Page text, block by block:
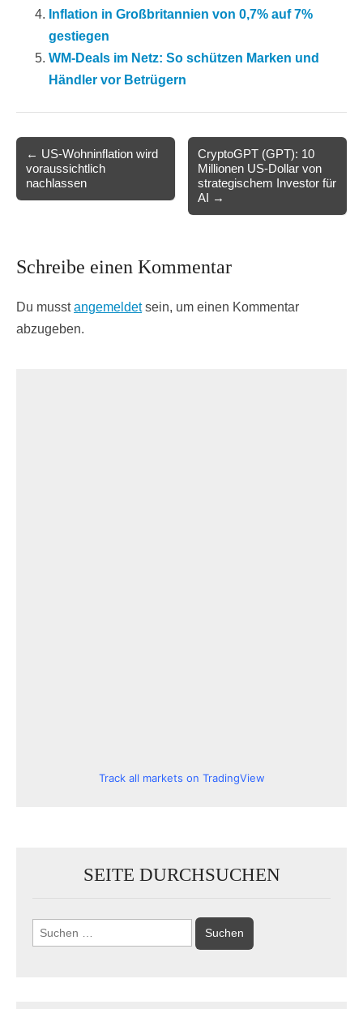
Inflation in Großbritannien von 0,7% auf 7%
gestiegen
WM-Deals im Netz: So schützen Marken und
Händler vor Betrügern
navigation
← US-Wohninflation wird
voraussichtlich
nachlassen
CryptoGPT (GPT): 10
Millionen US-Dollar von
strategischem Investor für
AI →
Schreibe einen Kommentar
Du musstangemeldetsein, um einen Kommentar
abzugeben.
Track all markets on TradingView
SEITE DURCHSUCHEN
Suchen
nach: